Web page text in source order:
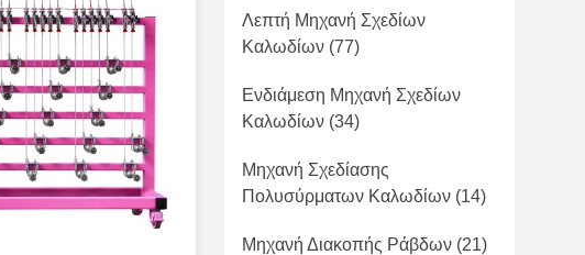
Λεπτή Μηχανή Σχεδίων
Καλωδίων (77)
Ενδιάμεση Μηχανή Σχεδίων
Καλωδίων (34)
Μηχανή Σχεδίασης
Πολυσύρματων Καλωδίων (14)
Μηχανή Διακοπής Ράβδων (21)